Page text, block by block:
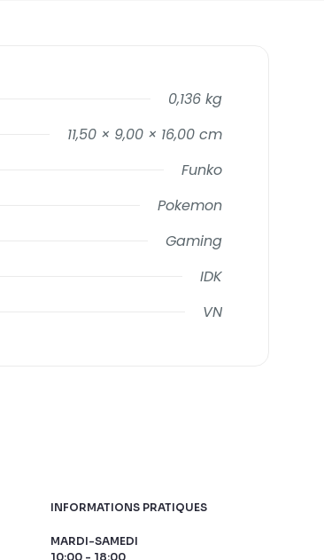
0,136 kg
11,50 × 9,00 × 16,00 cm
Funko
Pokemon
Gaming
IDK
VN
INFORMATIONS PRATIQUES
MARDI-SAMEDI
10:00 - 18:00